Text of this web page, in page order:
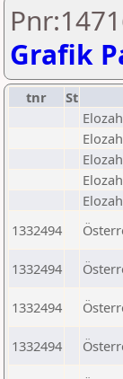
Grafik
tnr St
1332494
1332494
1332494
1332494